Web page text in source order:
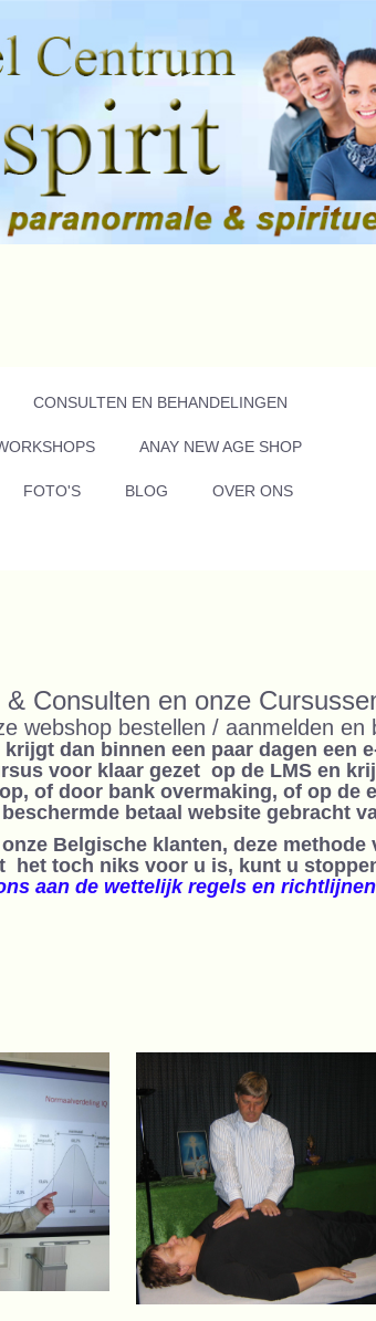
CONSULTEN EN BEHANDELINGEN
ANAY NEW AGE SHOP
FOTO'S BLOG OVER ONS
Consulten en onze
webshop bestellen / aanmelden en
dan binnen een paar dagen een
voor klaar gezet op de LMS en
of door bank overmaking, of op de
betaal website gebracht
Belgische klanten, deze
toch niks voor u is, kunt u
aan de wettelijk regels en richtlijnen